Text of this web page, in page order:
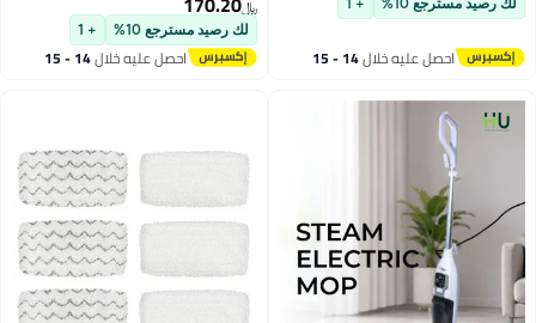
Hard Floor Mop， Replacement
Mop Pads （white, orange, off-
white strips）احصل عليه خلال 14 - 15
﷼‏
لك رصيد مسترجع 10% + 1
احصل عليه خلال 14 - 15